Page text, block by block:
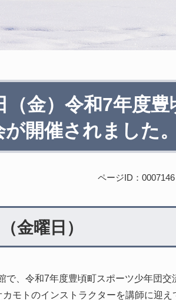
（金）令和7年度
開催されました。
ページID：0007146
金曜日）
で、令和7年度豊頃町スポーツ少年団
カモトのインストラクターを講師に迎